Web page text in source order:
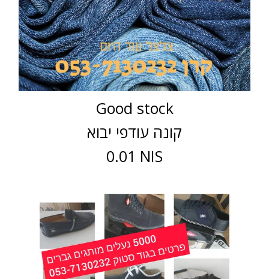
Good stock
קונה עודפי יבוא
0.01 NIS